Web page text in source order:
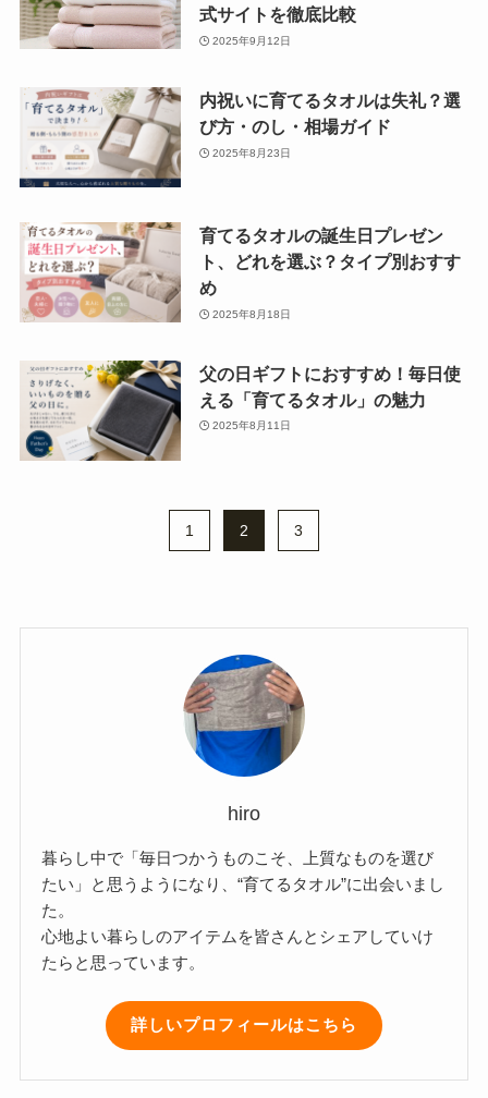
式サイトを徹底比較
2025年9月12日
内祝いに育てるタオルは失礼？選
び方・のし・相場ガイド
2025年8月23日
育てるタオルの誕生日プレゼン
ト、どれを選ぶ？タイプ別おすす
め
2025年8月18日
父の日ギフトにおすすめ！毎日使
える「育てるタオル」の魅力
2025年8月11日
1 2 3
hiro
暮らし中で「毎日つかうものこそ、上質なものを選び
たい」と思うようになり、“育てるタオル”に出会いまし
た。
心地よい暮らしのアイテムを皆さんとシェアしていけ
たらと思っています。
詳しいプロフィールはこちら